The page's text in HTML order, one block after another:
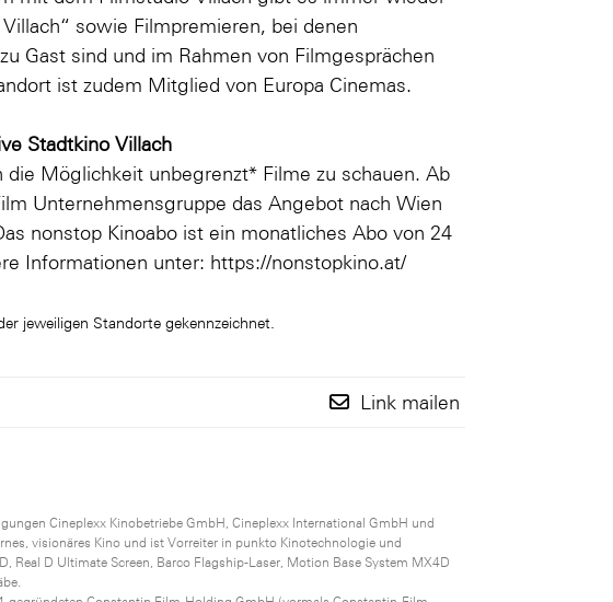
sowie Filmpremieren, bei denen
Gast sind und im Rahmen von Filmgesprächen
ist zudem Mitglied von Europa Cinemas.
Stadtkino Villach
Möglichkeit unbegrenzt* Filme zu schauen. Ab
Unternehmensgruppe das Angebot nach Wien
nonstop Kinoabo ist ein monatliches Abo von 24
Informationen unter: https://nonstopkino.at/
jeweiligen Standorte gekennzeichnet.
Link mailen
Cineplexx Kinobetriebe GmbH, Cineplexx International GmbH und
visionäres Kino und ist Vorreiter in punkto Kinotechnologie und
Real D Ultimate Screen, Barco Flagship-Laser, Motion Base System MX4D